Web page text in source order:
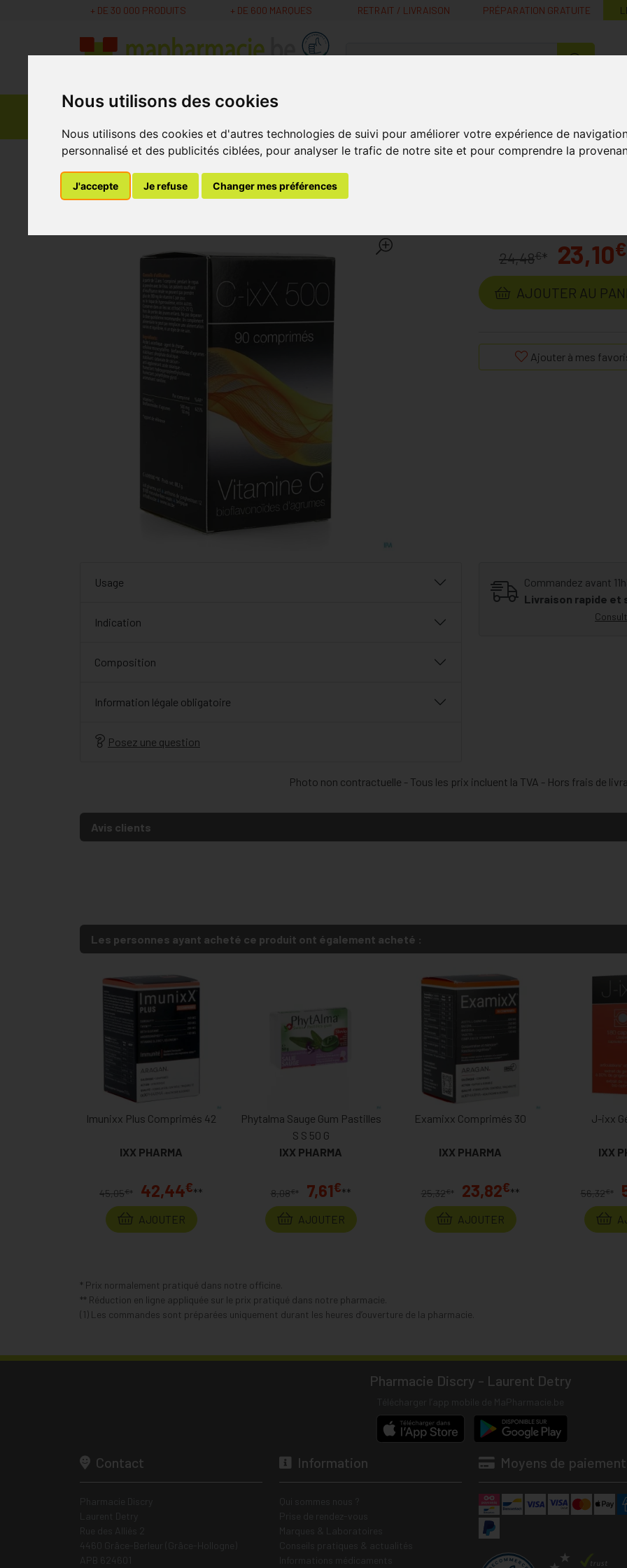
Nous utilisons des cookies
Nous utilisons des cookies et d'autres technologies de suivi pour améliorer votre expérience de
personnalisé et des publicités ciblées, pour analyser le trafic de notre site et pour comprendre la
J'accepte Je refuse Changer mes préférences
+ DE 30 000 PRODUITS + DE 600 MARQUES RETRAIT / LIVRAISON PRÉPARATION GRATUITE
MaPharmacie.be ma santé, mes conseils, mes prix
Parapharmacie -
MaPharmacie.be Nutrition - Vitamines Vitamines et Compléments Nutritionnels Vitamine C C-ixx 500
C-ixx 500 Comprimés 90
24,48€* 23,10€
AJOUTER AU
Ajouter à mes
Usage
Indication
Composition
Information légale obligatoire
Posez une question
Commandez avant
Livraison rapide et
Photo non contractuelle - Tous les prix incluent la TVA - Hors frais de
Avis clients
Les personnes ayant acheté ce produit ont également acheté :
Imunixx Plus Comprimés 42
IXX PHARMA
45,05€* 42,44€**
AJOUTER
Phytalma Sauge Gum Pastilles
S S 50 G
IXX PHARMA
8,08€ * 7,61€**
AJOUTER
Examixx Comprimés 30
IXX PHARMA
25,32€ * 23,82€**
AJOUTER
J-ixx
IXX
56,32€ *
* Prix normalement pratiqué dans notre officine.
** Réduction en ligne appliquée sur le prix pratiqué dans notre pharmacie.
(1) Les commandes sont préparées uniquement durant les heures d’ouverture de la pharmacie.
Pharmacie Discry - Laurent Detry
Contact Information Moyens de paiement